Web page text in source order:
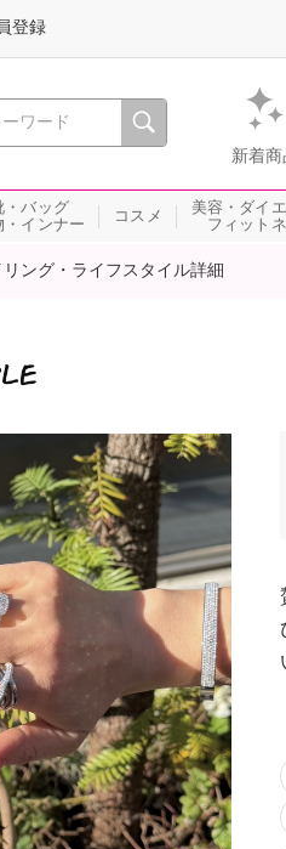
る、瞬間を。通販・テレビショッ
新着商
登録
・バッグ
・インナー
コスメ
美容・ダイ
フィット
リング・ライフスタイル詳細